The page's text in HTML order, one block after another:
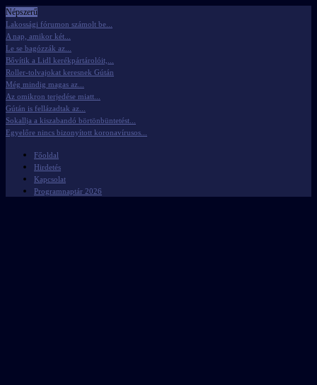
Népszerű
Lakossági fórumon számolt be...
A nap, amikor két...
Le se bagózzák az...
Bővítik a Lidl kerékpártárolóit,...
Roller-tolvajokat keresnek Gútán
Még mindig magas az...
Az omikron terjedése miatt...
Gútán is fellázadtak az...
Sokallja a kiszabandó börtönbüntetést...
Egyelőre nincs bizonyított koronavírusos...
Főoldal
Hirdetés
Kapcsolat
Programnaptár 2026